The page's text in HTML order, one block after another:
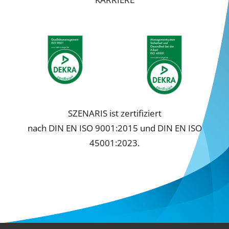
SZENARIS ist zertifiziert
nach DIN EN ISO 9001:2015 und DIN EN ISO
45001:2023.